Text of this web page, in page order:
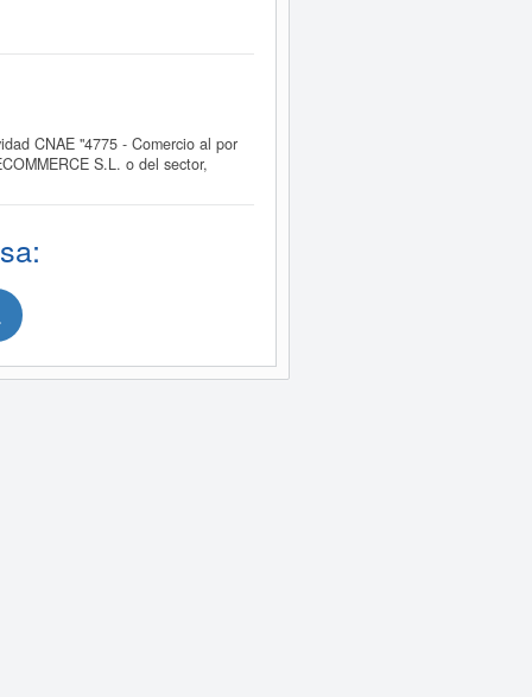
CNAE "4775 - Comercio al por
S.L. o del sector,